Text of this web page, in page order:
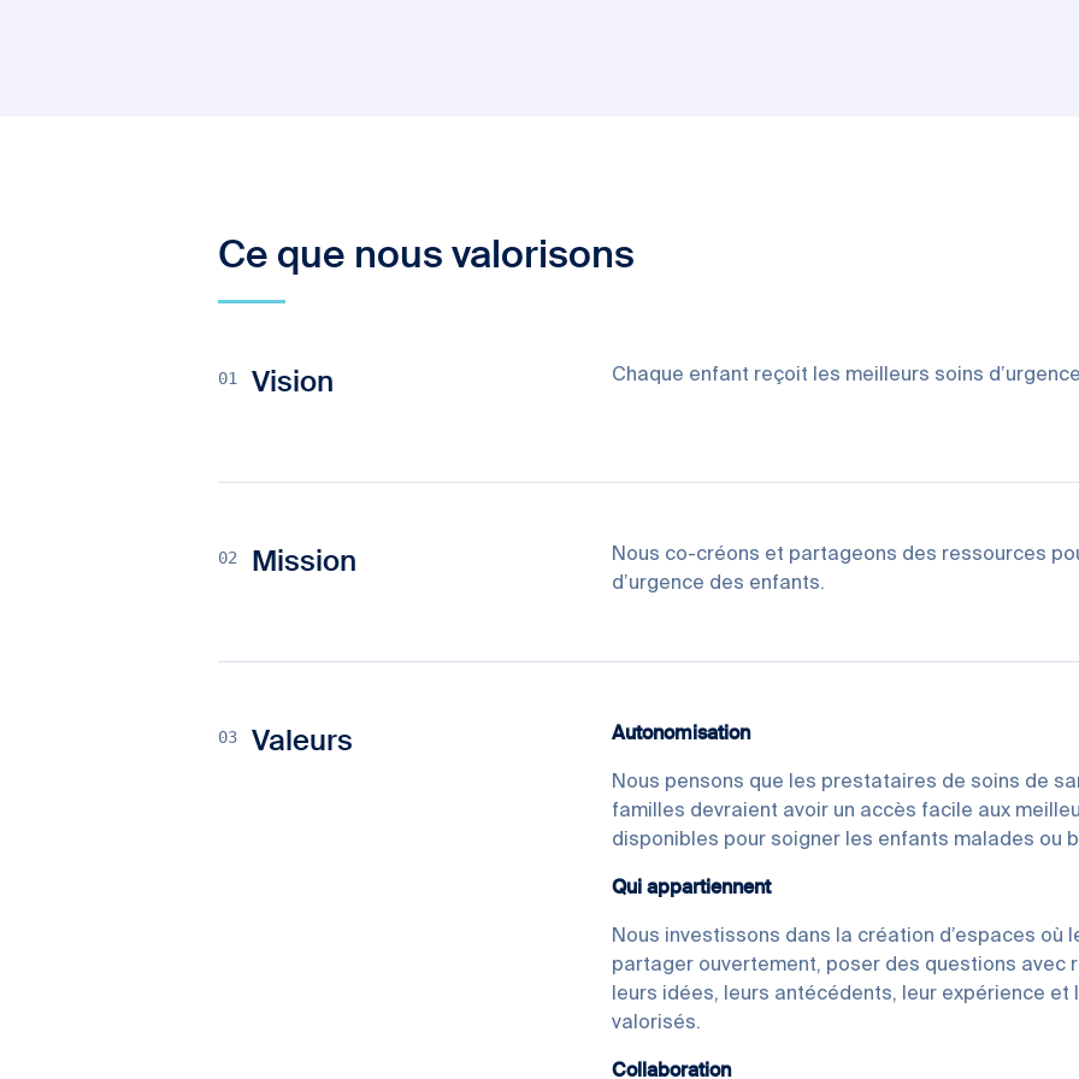
Ce que nous valorisons
01 Vision Chaque enfant reçoit les meilleurs soins
02 Mission
Nous co-créons et partageons des ressources
d’urgence des enfants.
03 Valeurs Autonomisation
Nous pensons que les prestataires de soins de
familles devraient avoir un accès facile aux
disponibles pour soigner les enfants malades ou
Qui appartiennent
Nous investissons dans la création d’espaces où
partager ouvertement, poser des questions avec
leurs idées, leurs antécédents, leur expérience
valorisés.
Collaboration